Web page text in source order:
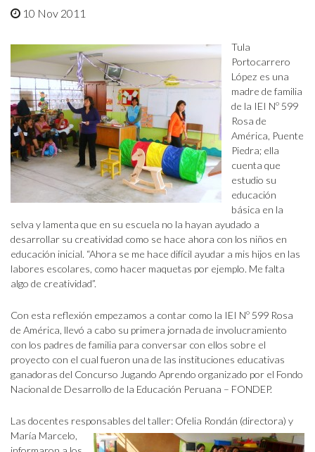
10 Nov 2011
Tula
Portocarrero
López es una
madre de familia
de la IEI Nº 599
Rosa de
América, Puente
Piedra; ella
cuenta que
estudio su
educación
básica en la
selva y lamenta que en su escuela no la hayan ayudado a
desarrollar su creatividad como se hace ahora con los niños en
educación inicial. “Ahora se me hace difícil ayudar a mis hijos en las
labores escolares, como hacer maquetas por ejemplo. Me falta
algo de creatividad”.
Con esta reflexión empezamos a contar como la IEI Nº 599 Rosa
de América, llevó a cabo su primera jornada de involucramiento
con los padres de familia para conversar con ellos sobre el
proyecto con el cual fueron una de las instituciones educativas
ganadoras del Concurso Jugando Aprendo organizado por el Fondo
Nacional de Desarrollo de la Educación Peruana – FONDEP.
Las docentes responsables del taller: Ofelia Rondán (directora) y
María Marcelo,